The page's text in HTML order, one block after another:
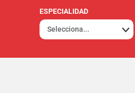
ESPECIALIDAD